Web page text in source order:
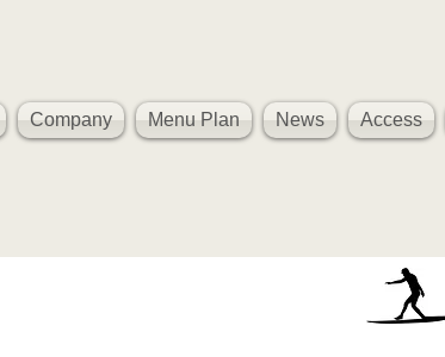
Company Menu Plan News Access